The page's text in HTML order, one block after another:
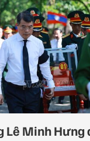
Lê Minh Hưng